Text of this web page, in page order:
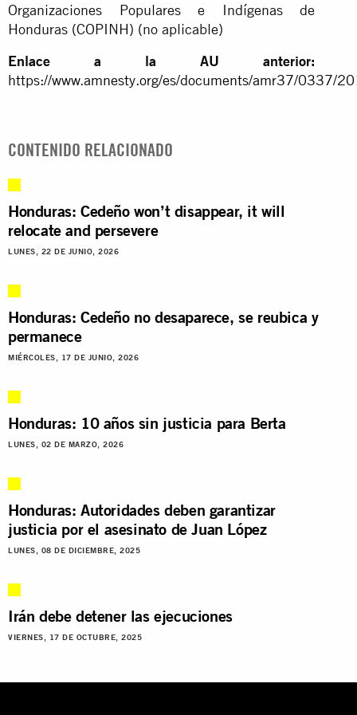
Organizaciones Populares e Indígenas de
Honduras (COPINH) (no aplicable)
Enlace a la AU anterior:
https://www.amnesty.org/es/documents/amr37/0337/
CONTENIDO RELACIONADO
Honduras: Cedeño won’t disappear, it will
relocate and persevere
LUNES, 22 DE JUNIO, 2026
Honduras: Cedeño no desaparece, se reubica y
permanece
MIÉRCOLES, 17 DE JUNIO, 2026
Honduras: 10 años sin justicia para Berta
LUNES, 02 DE MARZO, 2026
Honduras: Autoridades deben garantizar
justicia por el asesinato de Juan López
LUNES, 08 DE DICIEMBRE, 2025
Irán debe detener las ejecuciones
VIERNES, 17 DE OCTUBRE, 2025